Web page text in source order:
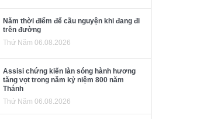
Năm thời điểm để cầu nguyện khi đang đi
trên đường
Thứ Năm 06.08.2026
Assisi chứng kiến làn sóng hành hương
tăng vọt trong năm kỷ niệm 800 năm
Thánh
Thứ Năm 06.08.2026